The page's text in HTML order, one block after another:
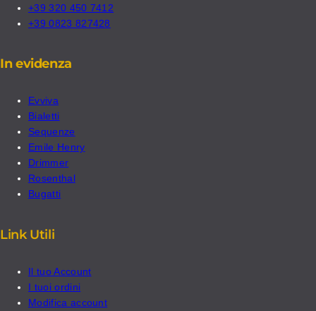
+39 320 450 7412
+39 0823 827428
In evidenza
Evviva
Bialetti
Sequenze
Emile Henry
Drimmer
Rosenthal
Bugatti
Link Utili
Il tuo Account
I tuoi ordini
Modifica account